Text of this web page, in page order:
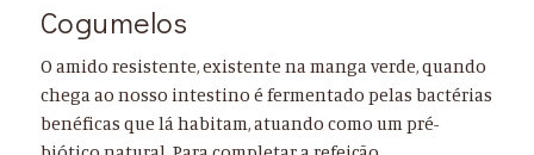
Cogumelos
O amido resistente, existente na manga verde, quando
chega ao nosso intestino é fermentado pelas bactérias
benéficas que lá habitam, atuando como um pré-